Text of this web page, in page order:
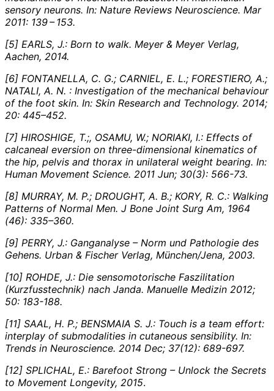
sensory neurons. In: Nature Reviews Neuroscience. Mar
2011: 139 – 153.
[5] EARLS, J.: Born to walk. Meyer & Meyer Verlag,
Aachen, 2014.
[6] FONTANELLA, C. G.; CARNIEL, E. L.; FORESTIERO, A.;
NATALI, A. N. : Investigation of the mechanical behaviour
of the foot skin. In: Skin Research and Technology. 2014;
20: 445–452.
[7] HIROSHIGE, T.;, OSAMU, W.; NORIAKI, I.: Effects of
calcaneal eversion on three-dimensional kinematics of
the hip, pelvis and thorax in unilateral weight bearing. In:
Human Movement Science. 2011 Jun; 30(3): 566-73.
[8] MURRAY, M. P.; DROUGHT, A. B.; KORY, R. C.: Walking
Patterns of Normal Men. J Bone Joint Surg Am, 1964
(46): 335–360.
[9] PERRY, J.: Ganganalyse – Norm und Pathologie des
Gehens. Urban & Fischer Verlag, München/Jena, 2003.
[10] ROHDE, J.: Die sensomotorische Faszilitation
(Kurzfusstechnik) nach Janda. Manuelle Medizin 2012;
50: 183-188.
[11] SAAL, H. P.; BENSMAIA S. J.: Touch is a team effort:
interplay of submodalities in cutaneous sensibility. In:
Trends in Neuroscience. 2014 Dec; 37(12): 689-697.
[12] SPLICHAL, E.: Barefoot Strong – Unlock the Secrets
to Movement Longevity, 2015.